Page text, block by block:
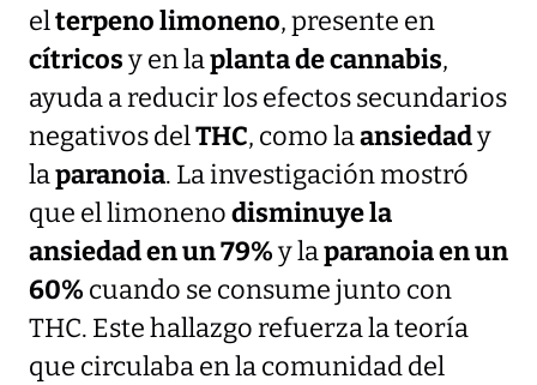
elterpeno limoneno, presente en
cítricosy en laplanta de cannabis,
ayuda a reducir los efectos secundarios
negativos delTHC, como laansiedady
laparanoia. La investigación mostró
que el limonenodisminuye la
ansiedad en un 79%y laparanoia en un
60% cuando se consume junto con
THC. Este hallazgo refuerza la teoría
que circulaba en la comunidad del